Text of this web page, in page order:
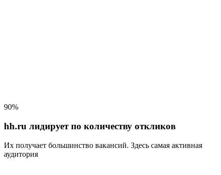
90%
hh.ru лидирует по количеству откликов
Их получает большинство вакансий. Здесь самая активная
аудитория